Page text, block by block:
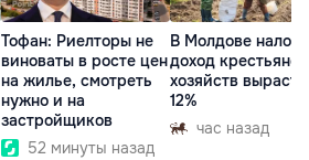
Тофан: Риелторы не
виноваты в росте цен
на жилье, смотреть
нужно и на
застройщиков
52 минуты назад
В Молдове налог
доход
хозяйств
12%
час назад